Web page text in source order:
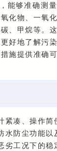
能够准确测
化物、一氧
、甲烷等。
好地了解污
施提供准确
紧凑、操作简
水防尘功能以
劣工况下的稳